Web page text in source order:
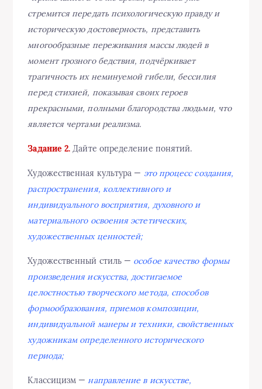
стремится передать психологическую правду и
историческую достоверность, представить
многообразные переживания массы людей в
момент грозного бедствия, подчёркивает
трагичность их неминуемой гибели, бессилия
перед стихией, показывая своих героев
прекрасными, полными благородства людьми, что
является чертами реализма.
Задание 2. Дайте определение понятий.
Художественная культура — это процесс создания,
распространения, коллективного и
индивидуального восприятия, духовного и
материального освоения эстетических,
художественных ценностей;
Художественный стиль — особое качество формы
произведения искусства, достигаемое
целостностью творческого метода, способов
формообразования, приемов композиции,
индивидуальной манеры и техники, свойственных
художникам определенного исторического
периода;
Классицизм —направление в искусстве,